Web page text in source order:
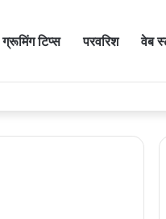
ग्रूमिंग टिप्स परवरिश वेब